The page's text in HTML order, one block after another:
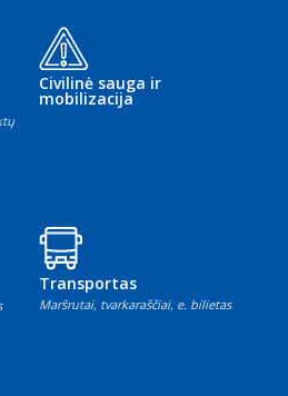
Civilinė sauga ir
mobilizacija
Transportas
Maršrutai, tvarkaraščiai, e. bilietas